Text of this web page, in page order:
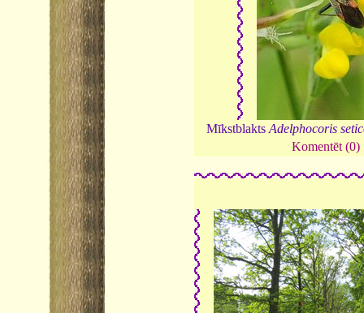
MīkstblaktsAdelphocoris
Komentēt (0)